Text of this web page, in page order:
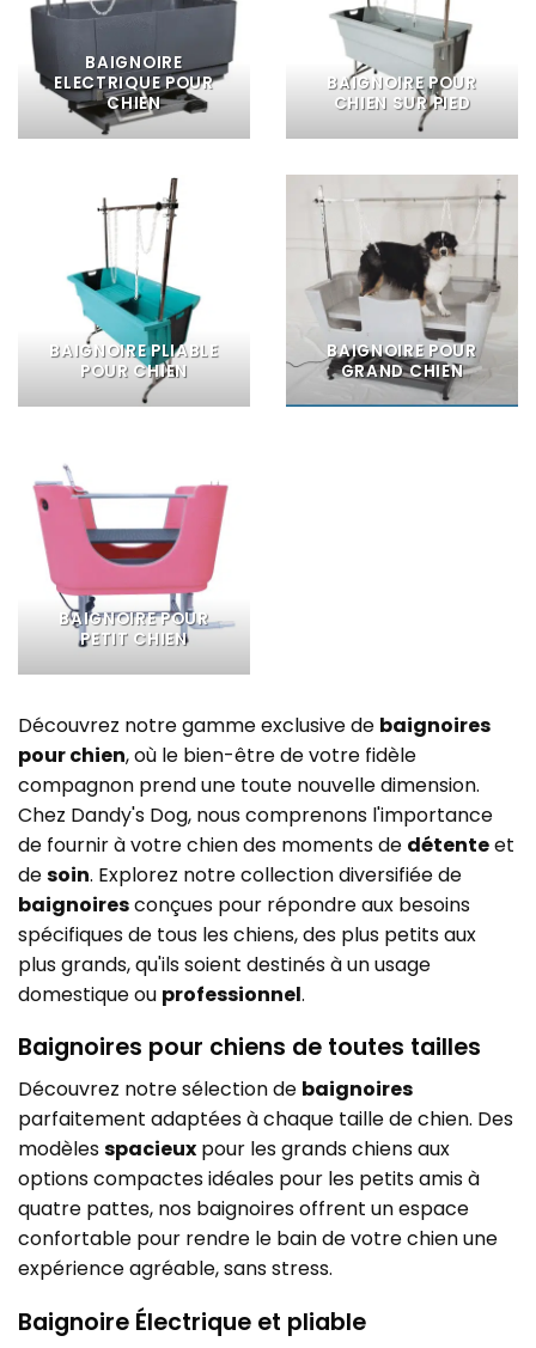
BAIGNOIRE
ELECTRIQUE POUR
CHIEN
BAIGNOIRE POUR
CHIEN SUR PIED
BAIGNOIRE PLIABLE
POUR CHIEN
BAIGNOIRE POUR
GRAND CHIEN
BAIGNOIRE POUR
PETIT CHIEN
Découvrez notre gamme exclusive de baignoires
pour chien, où le bien-être de votre fidèle
compagnon prend une toute nouvelle dimension.
Chez Dandy's Dog, nous comprenons l'importance
de fournir à votre chien des moments de détenteet
desoin. Explorez notre collection diversifiée de
baignoiresconçues pour répondre aux besoins
spécifiques de tous les chiens, des plus petits aux
plus grands, qu'ils soient destinés à un usage
domestique ou professionnel.
Baignoires pour chiens de toutes tailles
Découvrez notre sélection de baignoires
parfaitement adaptées à chaque taille de chien. Des
modèlesspacieux pour les grands chiens aux
options compactes idéales pour les petits amis à
quatre pattes, nos baignoires offrent un espace
confortable pour rendre le bain de votre chien une
expérience agréable, sans stress.
Baignoire Électrique et pliable